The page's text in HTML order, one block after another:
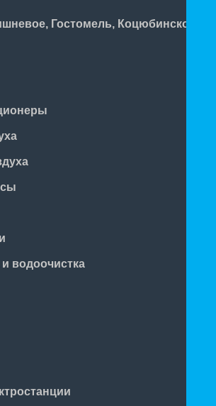
Гостомель, Коцюбинское,
водоочистка